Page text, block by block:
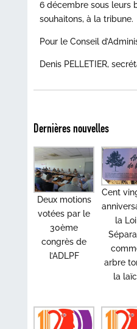
6 décembre sous leurs
souhaitons, à la tribune.
Pour le Conseil
Denis PELLETIER,
Dernières nouvelles
Deux motions
votées par le
30ème
congrès de
l’ADLPF
Cent
la
arbre
la